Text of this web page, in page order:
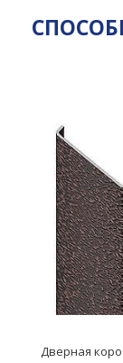
Дверная